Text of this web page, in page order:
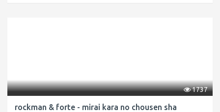
1737
rockman & forte - mirai kara no chousen sha